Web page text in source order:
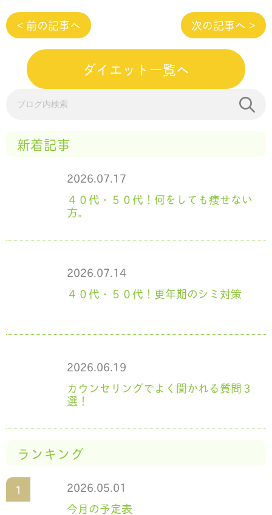
新着記事
2026.07.17
４０代・５０代！何をしても痩せない
方。
2026.07.14
４０代・５０代！更年期のシミ対策
2026.06.19
カウンセリングでよく聞かれる質問３
選！
ランキング
2026.05.01
今月の予定表
< 前の記事へ 次の記事へ >
ダイエット一覧へ